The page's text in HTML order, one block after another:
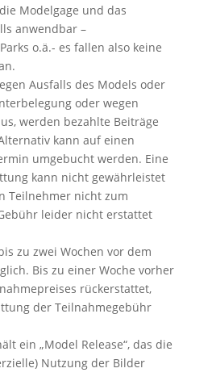
Modelgage und das
anwendbar –
o.ä.- es fallen also keine
Ausfalls des Models oder
oder wegen
werden bezahlte Beiträge
kann auf einen
umgebucht werden. Eine
kann nicht gewährleistet
Teilnehmer nicht zum
leider nicht erstattet
zu zwei Wochen vor dem
Bis zu einer Woche vorher
rückerstattet,
der Teilnahmegebühr
ein „Model Release“, das die
Nutzung der Bilder